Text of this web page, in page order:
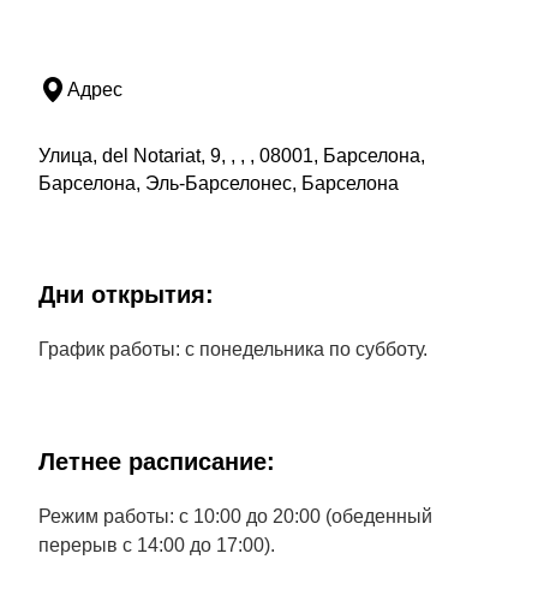
Адрес
Улица, del Notariat, 9, , , , 08001, Барселона,
Барселона, Эль-Барселонес, Барселона
Дни открытия:
График работы: с понедельника по субботу.
Летнее расписание:
Режим работы: с 10:00 до 20:00 (обеденный
перерыв с 14:00 до 17:00).